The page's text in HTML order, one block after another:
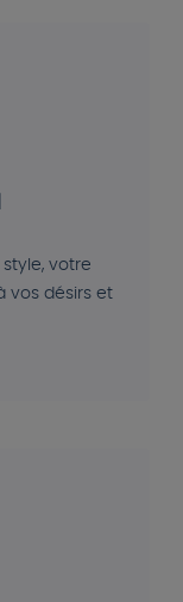
votre
vos désirs et